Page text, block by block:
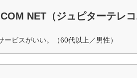
NET（ジュピターテレコ
ービスがいい。（60代以上／男性）